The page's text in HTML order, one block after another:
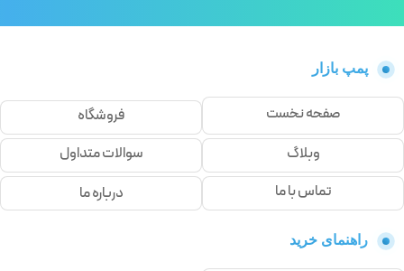
پمپ بازار
صفحه نخست
فروشگاه
وبلاگ
سوالات متداول
تماس با ما
درباره ما
راهنمای خرید